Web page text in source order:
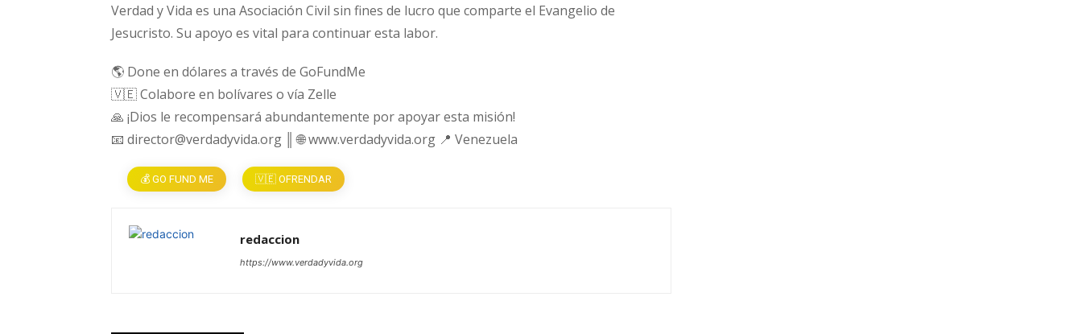
Verdad y Vida es una Asociación Civil sin fines de lucro que comparte el Evangelio de
Jesucristo. Su apoyo es vital para continuar esta labor.
🌎 Done en dólares a través de GoFundMe
🇻🇪 Colabore en bolívares o vía Zelle
🙏 ¡Dios le recompensará abundantemente por apoyar esta misión!
📧 director@verdadyvida.org ║ 🌐 www.verdadyvida.org 📍 Venezuela
💰 GO FUND ME 🇻🇪 OFRENDAR
redaccion
https://www.verdadyvida.org